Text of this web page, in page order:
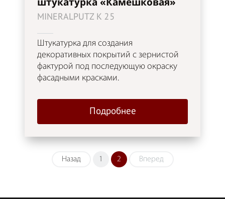
MINERALPUTZ K 25
Штукатурка для создания
декоративных покрытий с зернистой
фактурой под последующую окраску
фасадными красками.
Подробнее
Назад 1 2 Вперед